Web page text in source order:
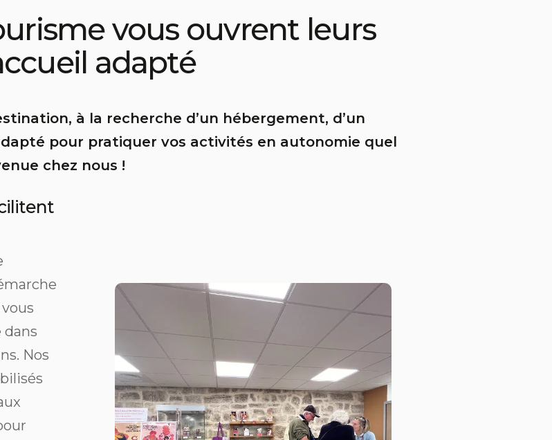
vous ouvrent leurs
adapté
à la recherche d’un hébergement, d’un
pour pratiquer vos activités en autonomie quel
chez nous !
vous
dans
Nos